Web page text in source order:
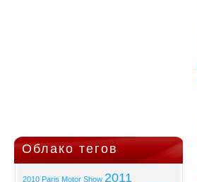
Облако тегов
2010 Paris Motor Show 2011